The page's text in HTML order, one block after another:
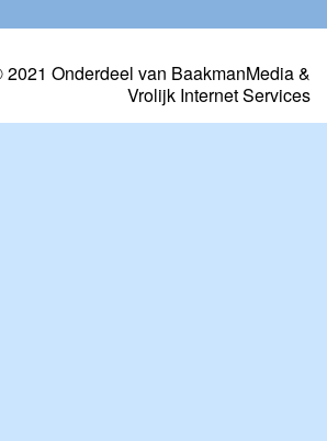
Onderdeel van BaakmanMedia&
Vrolijk Internet Services